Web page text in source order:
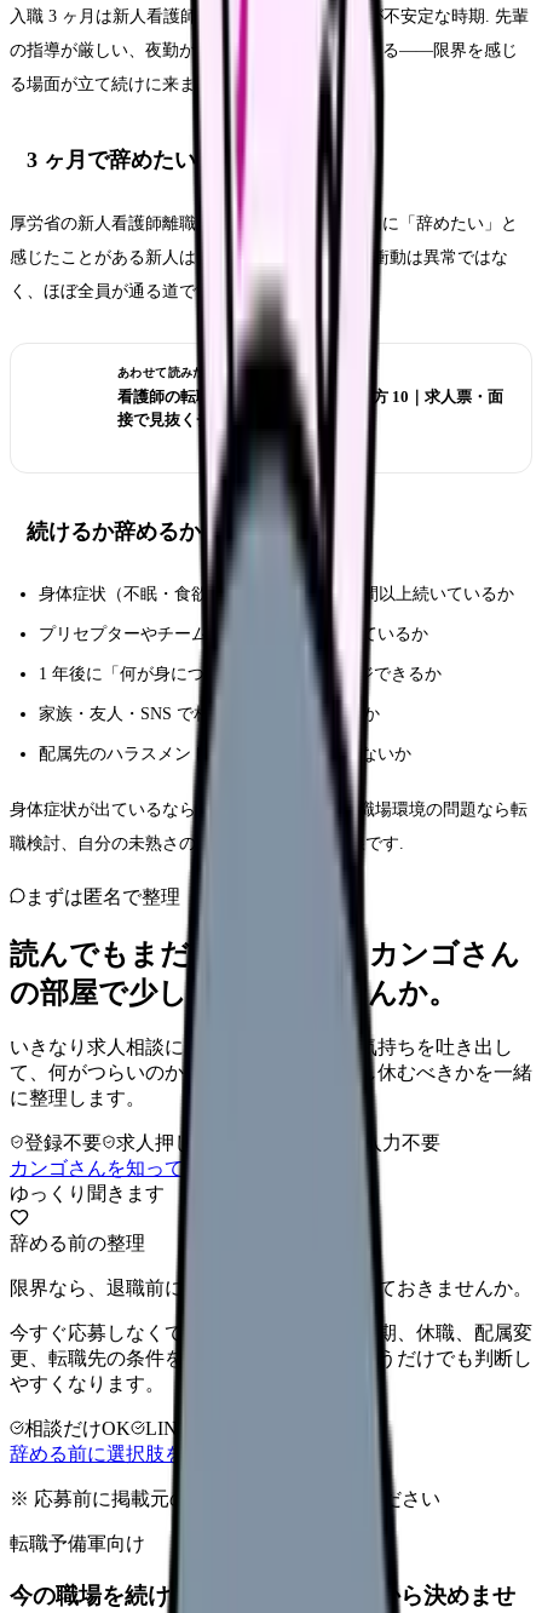
入職 3 ヶ月は新人看護師にとって最もメンタルが不安定な時期. 先輩
の指導が厳しい、夜勤が始まる、急変対応に当たる——限界を感じ
る場面が立て続けに来ます.
3 ヶ月で辞めたい気持ちは「普通」
厚労省の新人看護師離職調査では、入職半年以内に「辞めたい」と
感じたことがある新人は 7 割超. 3 ヶ月目の離職衝動は異常ではな
く、ほぼ全員が通る道です.
あわせて読みたい
看護師の転職 ブラック病院の見分け方 10｜求人票・面
接で見抜くチェックリスト
続けるか辞めるかの判断軸 5 つ
身体症状（不眠・食欲不振・動悸）が 2 週間以上続いているか
プリセプターやチームのサポートが機能しているか
1 年後に「何が身についているか」イメージできるか
家族・友人・SNS で相談できる相手がいるか
配属先のハラスメント文化が常態化していないか
身体症状が出ているなら心療内科の受診優先. 職場環境の問題なら転
職検討、自分の未熟さの問題なら続行が基本線です.
まずは匿名で整理
読んでもまだ苦しいなら、カンゴさん
の部屋で少し話してみませんか。
いきなり求人相談には進みません。今の気持ちを吐き出し
て、何がつらいのか、辞めるべきか、少し休むべきかを一緒
に整理します。
登録不要 求人押し売りなし
病院名は入力不要
カンゴさんを知ってから相談する
ゆっくり聞きます
辞める前の整理
限界なら、退職前に次の逃げ道だけ確保しておきませんか。
今すぐ応募しなくても大丈夫です。退職時期、休職、配属変
更、転職先の条件を第三者に整理してもらうだけでも判断し
やすくなります。
相談だけOK LINE相談OK
辞める前に選択肢を確認する
※ 応募前に掲載元の最新情報を確認してください
転職予備軍向け
今の職場を続けるか、条件を比べてから決めませ